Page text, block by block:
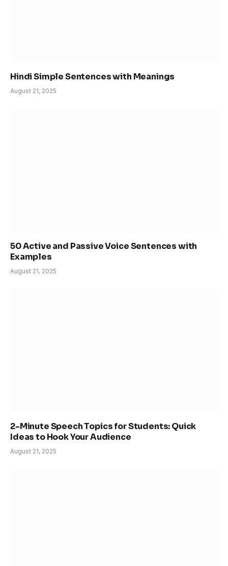
Hindi Simple Sentences with Meanings
August 21, 2025
50 Active and Passive Voice Sentences with
Examples
August 21, 2025
2-Minute Speech Topics for Students: Quick
Ideas to Hook Your Audience
August 21, 2025